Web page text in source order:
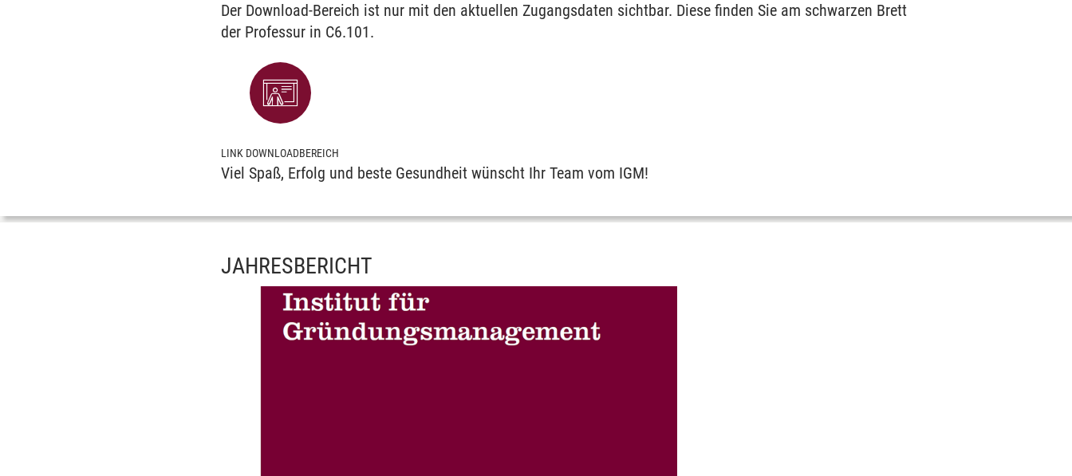
Der Download-Bereich ist nur mit den aktuellen Zugangsdaten sichtbar. Diese finden Sie am schwarzen Brett
der Professur in C6.101.
LINK DOWNLOADBEREICH
Viel Spaß, Erfolg und beste Gesundheit wünscht Ihr Team vom IGM!
JAHRESBERICHT